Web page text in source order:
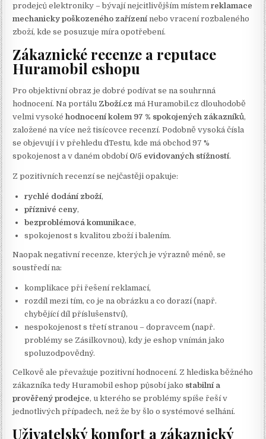
prodejců elektroniky – bývají nejcitlivějším místemreklamace
mechanicky poškozeného zařízení nebo vracení rozbaleného
zboží, kde se posuzuje míra opotřebení.
Zákaznické recenze a reputace
Huramobil eshopu
Pro objektivní obraz je dobré podívat se na souhrnná
hodnocení. Na portálu Zboží.cz má Huramobil.cz dlouhodobě
velmi vysokéhodnocení kolem 97 % spokojených zákazníků,
založené na více než tisícovce recenzí. Podobně vysoká čísla
se objevují i v přehledu dTestu, kde má obchod 97 %
spokojenost a v daném období 0/5 evidovaných stížností.
Z pozitivních recenzí se nejčastěji opakuje:
rychlé dodání zboží,
příznivé ceny,
bezproblémová komunikace,
spokojenost s kvalitou zboží i balením.
Naopak negativní recenze, kterých je výrazně méně, se
soustředí na:
komplikace při řešení reklamací,
rozdíl mezi tím, co je na obrázku a co dorazí (např.
chybějící díl příslušenství),
nespokojenost s třetí stranou – dopravcem (např.
problémy se Zásilkovnou), kdy je eshop vnímán jako
spoluzodpovědný.
Celkově ale převažuje pozitivní hodnocení. Z hlediska běžného
zákazníka tedy Huramobil eshop působí jako stabilní a
prověřený prodejce, u kterého se problémy spíše řeší v
jednotlivých případech, než že by šlo o systémové selhání.
Uživatelský komfort a zákaznický